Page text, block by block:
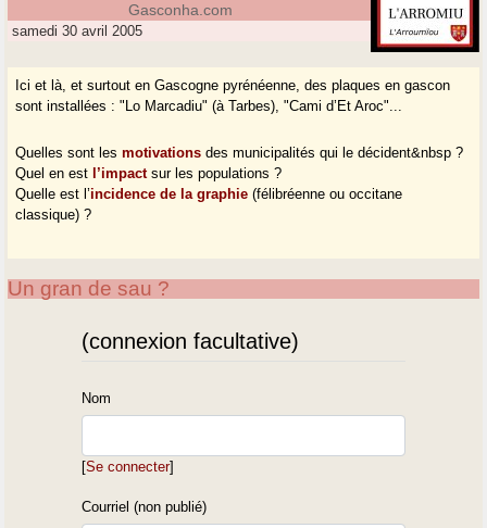
Gasconha.com
samedi 30 avril 2005
Ici et là, et surtout en Gascogne pyrénéenne, des plaques en gascon
sont installées : "Lo Marcadiu" (à Tarbes), "Cami d’Et Aroc"...
Quelles sont lesmotivations des municipalités qui le décident&nbsp ?
Quel en est l’impactsur les populations ?
Quelle est l’incidence de la graphie (félibréenne ou occitane
classique) ?
Un gran de sau ?
(connexion facultative)
Nom
[Se connecter]
Courriel (non publié)